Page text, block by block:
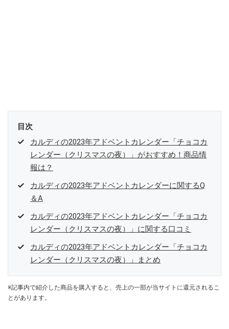
目次
カルディの2023年アドベントカレンダー「チョコカ
レンダー（クリスマスの夜）」がおすすめ！商品情
報は？
カルディの2023年アドベントカレンダーに関するQ
＆A
カルディの2023年アドベントカレンダー「チョコカ
レンダー（クリスマスの夜）」に関する口コミ
カルディの2023年アドベントカレンダー「チョコカ
レンダー（クリスマスの夜）」まとめ
※記事内で紹介した商品を購入すると、売上の一部が当サイトに還元されるこ
とがあります。